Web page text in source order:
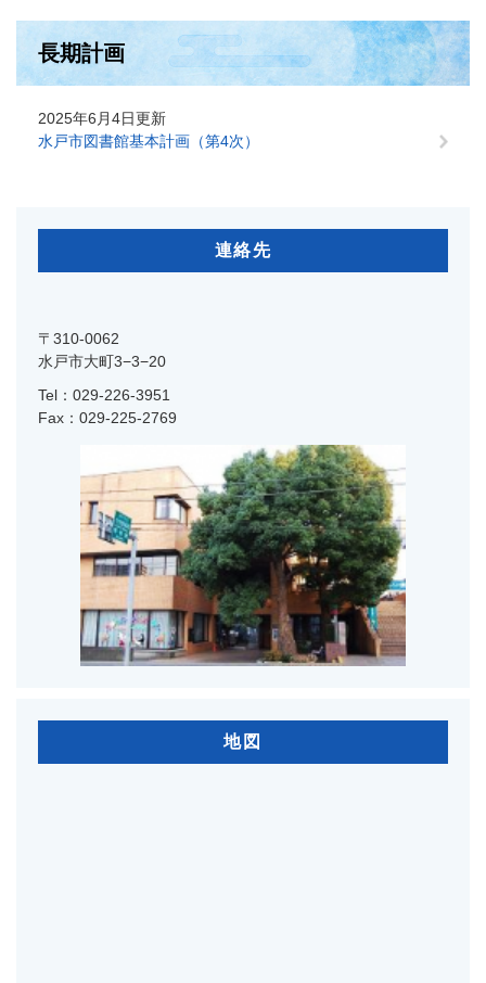
長期計画
2025年6月4日更新
水戸市図書館基本計画（第4次）
連絡先
〒310-0062
水戸市大町3−3−20
Tel：029-226-3951
Fax：029-225-2769
地図